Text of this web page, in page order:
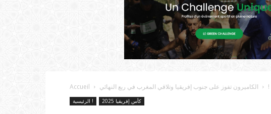
Accueil ! الكاميرون تفوز على جنوب إفريقيا وتلاقي المغرب في ربع النهائي
الرئيسية ! كأس إفريقيا 2025